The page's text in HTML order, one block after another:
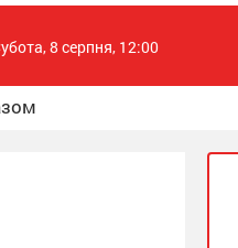
8 серпня, 12:00